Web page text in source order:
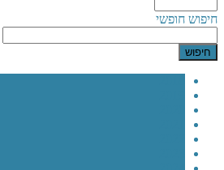
חיפוש חופשי